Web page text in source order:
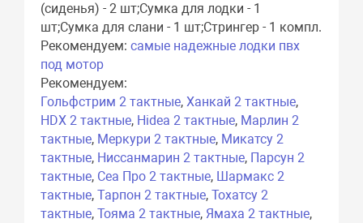
(сиденья) - 2 шт;Сумка для лодки - 1
шт;Сумка для слани - 1 шт;Стрингер - 1 компл.
Рекомендуем:самые надежные лодки пвх
под мотор
Рекомендуем:
Гольфстрим 2 тактные,Ханкай 2 тактные,
HDX 2 тактные, Hidea 2 тактные, Марлин 2
тактные, Меркури 2 тактные, Микатсу 2
тактные, Ниссанмарин 2 тактные, Парсун 2
тактные, Сеа Про 2 тактные, Шармакс 2
тактные,Тарпон 2 тактные,Тохатсу 2
тактные,Тояма 2 тактные, Ямаха 2 тактные,